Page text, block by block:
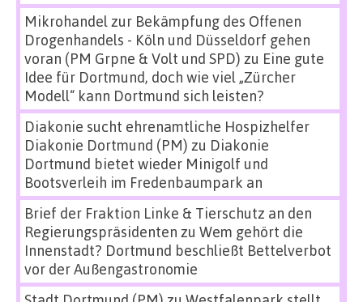
Mikrohandel zur Bekämpfung des Offenen
Drogenhandels - Köln und Düsseldorf gehen
voran (PM Grpne & Volt und SPD) zu Eine gute
Idee für Dortmund, doch wie viel „Zürcher
Modell“ kann Dortmund sich leisten?
Diakonie sucht ehrenamtliche Hospizhelfer
Diakonie Dortmund (PM) zu Diakonie
Dortmund bietet wieder Minigolf und
Bootsverleih im Fredenbaumpark an
Brief der Fraktion Linke & Tierschutz an den
Regierungspräsidenten zu Wem gehört die
Innenstadt? Dortmund beschließt Bettelverbot
vor der Außengastronomie